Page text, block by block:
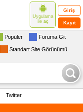
Uygulama
ile aç
Giriş
Kayıt
Popüler Foruma Git
Standart Site Görünümü
Twitter